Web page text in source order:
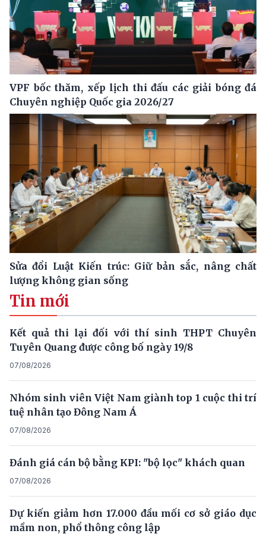
VPF bốc thăm, xếp lịch thi đấu các giải bóng đá
Chuyên nghiệp Quốc gia 2026/27
Sửa đổi Luật Kiến trúc: Giữ bản sắc, nâng chất
lượng không gian sống
Tin mới
Kết quả thi lại đối với thí sinh THPT Chuyên
Tuyên Quang được công bố ngày 19/8
07/08/2026
Nhóm sinh viên Việt Nam giành top 1 cuộc thi trí
tuệ nhân tạo Đông Nam Á
07/08/2026
Đánh giá cán bộ bằng KPI: "bộ lọc" khách quan
07/08/2026
Dự kiến giảm hơn 17.000 đầu mối cơ sở giáo dục
mầm non, phổ thông công lập